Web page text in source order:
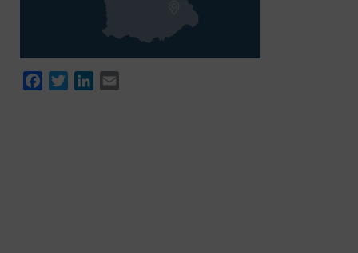
Facebook
TwitterLinkedIn